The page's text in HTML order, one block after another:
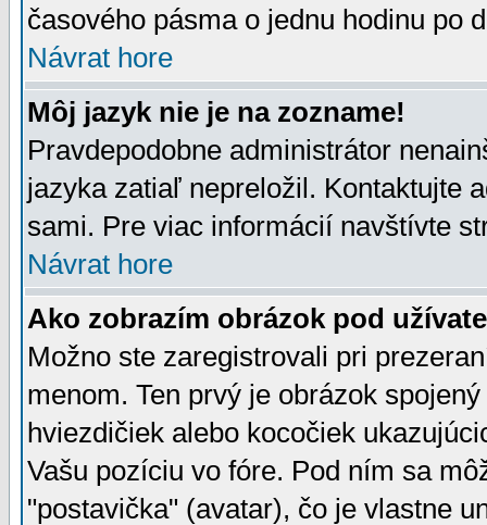
časového pásma o jednu hodinu po
Návrat hore
Môj jazyk nie je na zozname!
Pravdepodobne administrátor
jazyka zatiaľ nepreložil. Kontaktujte
sami. Pre viac informácií navštívte
Návrat hore
Ako zobrazím obrázok pod
Možno ste zaregistrovali pri
menom. Ten prvý je obrázok
hviezdičiek alebo kocočiek
Vašu pozíciu vo fóre. Pod ním sa
"postavička" (avatar), čo je vlastne